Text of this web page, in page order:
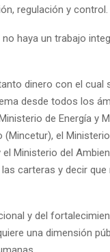
regulación y control.
haya un trabajo
dinero con el cual
desde todos los
de Energía y
el
Ministerio del
carteras y decir
y del
una dimensión